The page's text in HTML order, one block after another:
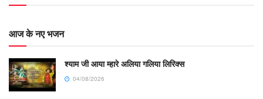
आज के नए भजन
श्याम जी आया म्हारे अलिया गलिया लिरिक्स
04/08/2026